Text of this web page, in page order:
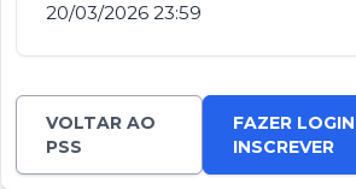
20/03/2026 23:59
VOLTAR AO
PSS
FAZER
INSCREVER